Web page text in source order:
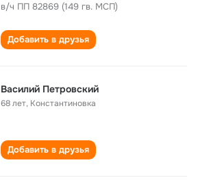
в/ч ПП 82869 (149 гв. МСП)
Добавить в друзья
Василий Петровский
68 лет, Константиновка
Добавить в друзья